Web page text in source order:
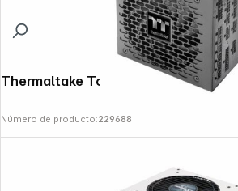
Thermaltake Toughpower TF3 1650W
Número de producto:229688